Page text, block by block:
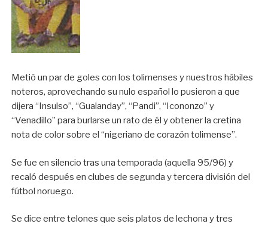
Metió un par de goles con los tolimenses y nuestros hábiles
noteros, aprovechando su nulo español lo pusieron a que
dijera “Insulso”, “Gualanday”, “Pandi”, “Icononzo” y
“Venadillo” para burlarse un rato de él y obtener la cretina
nota de color sobre el “nigeriano de corazón tolimense”.
Se fue en silencio tras una temporada (aquella 95/96) y
recaló después en clubes de segunda y tercera división del
fútbol noruego.
Se dice entre telones que seis platos de lechona y tres